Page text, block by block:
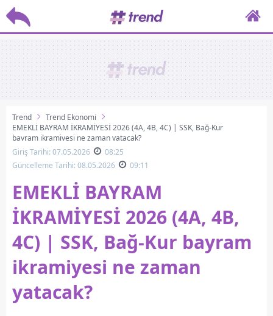
Trend
Trend Ekonomi
EMEKLİ BAYRAM İKRAMİYESİ 2026 (4A, 4B, 4C) | SSK, Bağ-Kur
bayram ikramiyesi ne zaman yatacak?
Giriş Tarihi: 07.05.2026
08:25
Güncelleme Tarihi: 08.05.2026
09:11
EMEKLİ BAYRAM
İKRAMİYESİ 2026 (4A, 4B,
4C) | SSK, Bağ-Kur bayram
ikramiyesi ne zaman
yatacak?